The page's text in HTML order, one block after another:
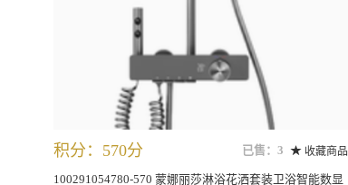
已售：3 收藏商品
积分：570分
100291054780-570 蒙娜丽莎淋浴花洒套装卫浴智能数显